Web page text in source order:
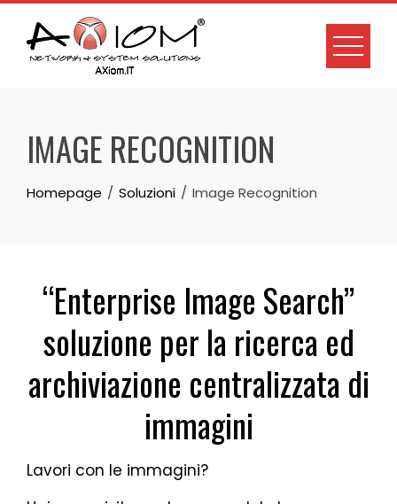
IMAGE RECOGNITION
Homepage Soluzioni Image Recognition
“Enterprise Image Search”
soluzione per la ricerca ed
archiviazione centralizzata di
immagini
Lavori con le immagini?